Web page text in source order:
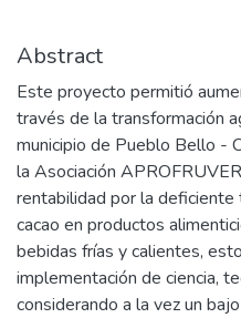
Abstract
Este proyecto permitió
través de la transformación
municipio de Pueblo Bello -
la Asociación
rentabilidad por la
cacao en productos
bebidas frías y calientes,
implementación de ciencia,
considerando a la vez un